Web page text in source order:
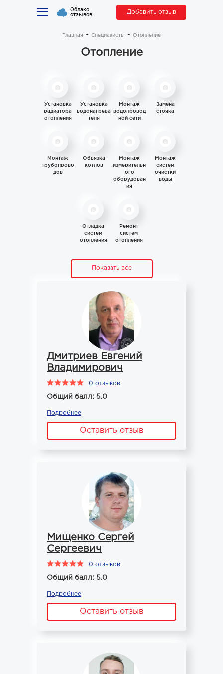
Облако
отзывов Добавить отзыв
Главная Специалисты Отопление
Отопление
Установка
радиатора
отопления
Установка
водонагрева
теля
Монтаж
водопровод
ной сети
Замена
стояка
Монтаж
трубопрово
дов
Обвязка
котлов
Монтаж
измерительн
ого
оборудован
ия
Монтаж
систем
очистки
воды
Отладка
систем
отопления
Ремонт
систем
отопления
Показать все
Дмитриев Евгений
Владимирович
0 отзывов
Общий балл: 5.0
Подробнее
Оставить отзыв
Мищенко Сергей
Сергеевич
0 отзывов
Общий балл: 5.0
Подробнее
Оставить отзыв